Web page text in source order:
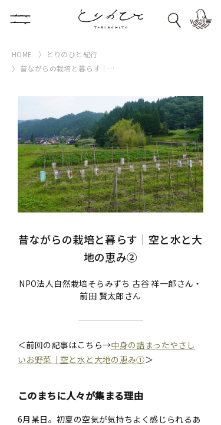
HOME
とりのひと紀行
昔ながらの栽培と暮らす｜空と水と大地の恵み②
昔ながらの栽培と暮らす｜空と水と大
地の恵み②
NPO法人自然栽培そらみずち 古谷 祥一郎さん・
前田 賢太郎さん
＜前回の記事はこちら→中身の詰まったやさし
いお野菜｜空と水と大地の恵み①＞
このまちに人々が集まる理由
6月某日。初夏の空気が気持ちよく感じられるあ